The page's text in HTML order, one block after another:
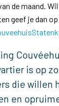
de maand.
geef je dan
is op
die willen
en